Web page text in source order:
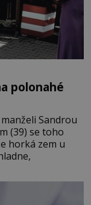
polonahé
Sandrou
(39) se toho
horká zem u